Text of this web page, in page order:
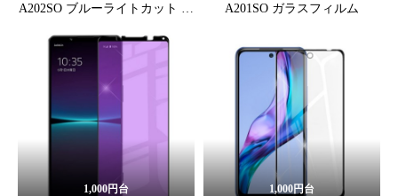
A202SO ブルーライトカット ガ
A201SO ガラスフィルム
1,000円台 1,000円台